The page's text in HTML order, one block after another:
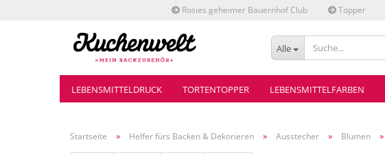
Rosies geheimer Bauernhof Club Topper
Alle
LEBENSMITTELDRUCK TORTENTOPPER LEBENSMITTELFARBEN
Startseite » Helfer fürs Backen & Dekorieren » Ausstecher » Blumen »